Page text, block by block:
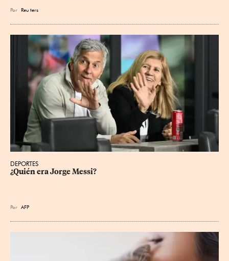
Por Reu ters
DEPORTES
¿Quién era Jorge Messi?
Por AFP